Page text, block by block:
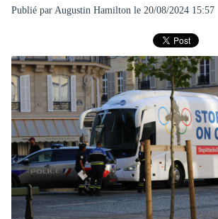
Publié par Augustin Hamilton le 20/08/2024 15:57